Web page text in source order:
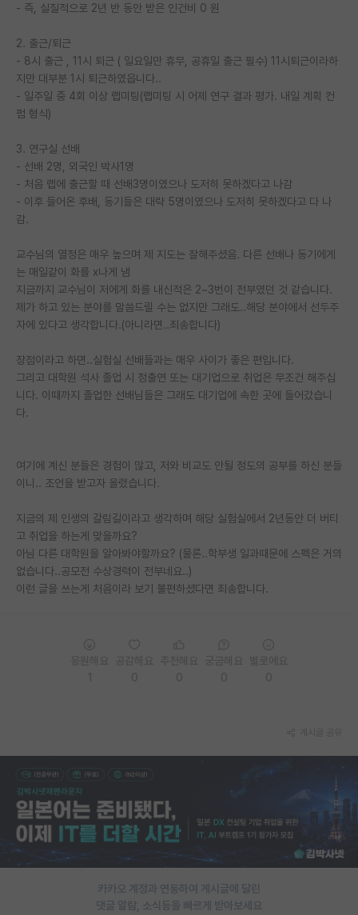
특수/전문대학원 게시판
반도체/AI 게시판
장학금/장학생 게시판
학술 정보 게시판
커리어
유학교육
반도체 아카데미
재팬라운지 🌸
- 즉, 실질적으로 2년 반 동안 받은 인건비 0 원
2. 출근/퇴근
- 8시 출근 , 11시 퇴근 ( 일요일만 휴무, 공휴일 출근 필수) 11시퇴근이라하
지만 대부분 1시 퇴근하였읍니다..
- 일주일 중 4회 이상 랩미팅(랩미팅 시 어제 연구 결과 평가. 내일 계획 컨
펌 형식)
3. 연구실 선배
- 선배 2명, 외국인 박사1명
- 처음 랩에 출근할 때 선배3명이였으나 도저히 못하겠다고 나감
- 이후 들어온 후배, 동기들은 대략 5명이였으나 도저히 못하겠다고 다 나
감.
교수님의 열정은 매우 높으며 제 지도는 잘해주셨음. 다른 선배나 동기에게
는 매일같이 화를 x나게 냄
지금까지 교수님이 저에게 화를 내신적은 2~3번이 전부였던 것 같습니다.
제가 하고 있는 분야를 말씀드릴 수는 없지만 그래도..해당 분야에서 선두주
자에 있다고 생각합니다.(아니라면..죄송합니다)
장점이라고 하면..실험실 선배들과는 매우 사이가 좋은 편입니다.
그리고 대학원 석사 졸업 시 정출연 또는 대기업으로 취업은 무조건 해주십
니다. 이때까지 졸업한 선배님들은 그래도 대기업에 속한 곳에 들어갔습니
다.
여기에 계신 분들은 경험이 많고, 저와 비교도 안될 정도의 공부를 하신 분들
이니.. 조언을 받고자 올렸습니다.
지금의 제 인생의 갈림길이라고 생각하며 해당 실험실에서 2년동안 더 버티
고 취업을 하는게 맞을까요?
아님 다른 대학원을 알아봐야할까요? (물론..학부생 일과때문에 스펙은 거의
없습니다..공모전 수상경력이 전부네요..)
이런 글을 쓰는게 처음이라 보기 불편하셨다면 죄송합니다.
카카오 계정과 연동하여 게시글에 달린
댓글 알람, 소식등을 빠르게 받아보세요